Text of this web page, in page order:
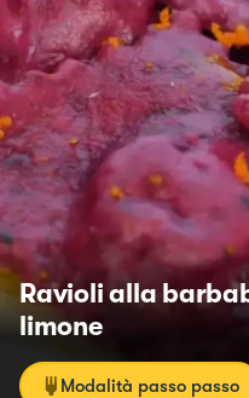
Ravioli alla
limone
Modalità passo passo